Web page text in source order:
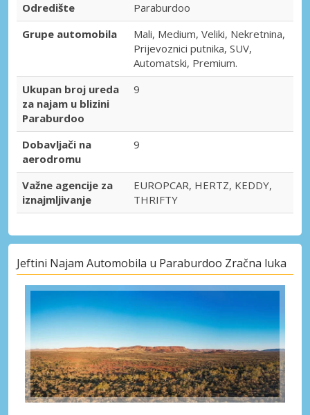
Odredište
Paraburdoo
Grupe automobila
Mali, Medium, Veliki, Nekretnina,
Prijevoznici putnika, SUV,
Automatski, Premium.
Ukupan broj ureda
za najam u blizini
Paraburdoo
9
Dobavljači na
aerodromu
9
Važne agencije za
iznajmljivanje
EUROPCAR, HERTZ, KEDDY,
THRIFTY
Jeftini Najam Automobila u Paraburdoo Zračna luka